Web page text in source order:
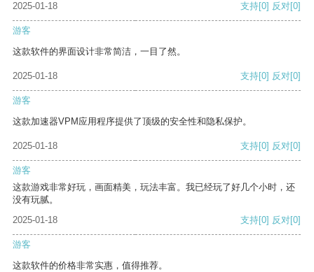
2025-01-18 支持[0] 反对[0]
游客
这款软件的界面设计非常简洁，一目了然。
2025-01-18 支持[0] 反对[0]
游客
这款加速器VPM应用程序提供了顶级的安全性和隐私保护。
2025-01-18 支持[0] 反对[0]
游客
这款游戏非常好玩，画面精美，玩法丰富。我已经玩了好几个小时，还
没有玩腻。
2025-01-18
支持[0] 反对[0]
游客
这款软件的价格非常实惠，值得推荐。